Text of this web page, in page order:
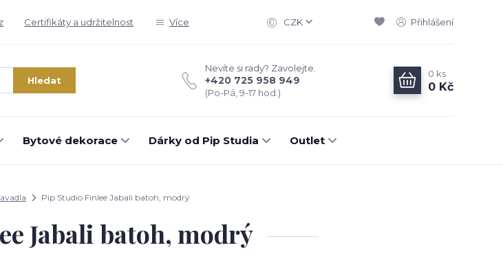
Certifikáty a udržitelnost Více CZK Přihlášení
Hledat
Nevíte si rady? Zavolejte.
+420 725 958 949
(Po-Pá, 9-17 hod.)
0 ks
0 Kč
Bytové dekorace Dárky od Pip Studia Outlet
Pip Studio Finlee Jabali batoh, modrý
Jabali batoh, modrý